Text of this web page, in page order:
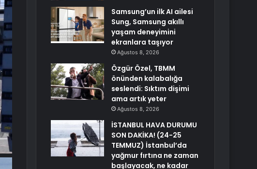
Samsung’un ilk AI ailesi
Sung, Samsung akıllı
yaşam deneyimini
ekranlara taşıyor
Ağustos 8, 2026
Özgür Özel, TBMM
önünden kalabalığa
seslendi: Sıktım dişimi
ama artık yeter
Ağustos 8, 2026
İSTANBUL HAVA DURUMU
SON DAKİKA! (24-25
TEMMUZ) İstanbul’da
yağmur fırtına ne zaman
başlayacak, ne kadar